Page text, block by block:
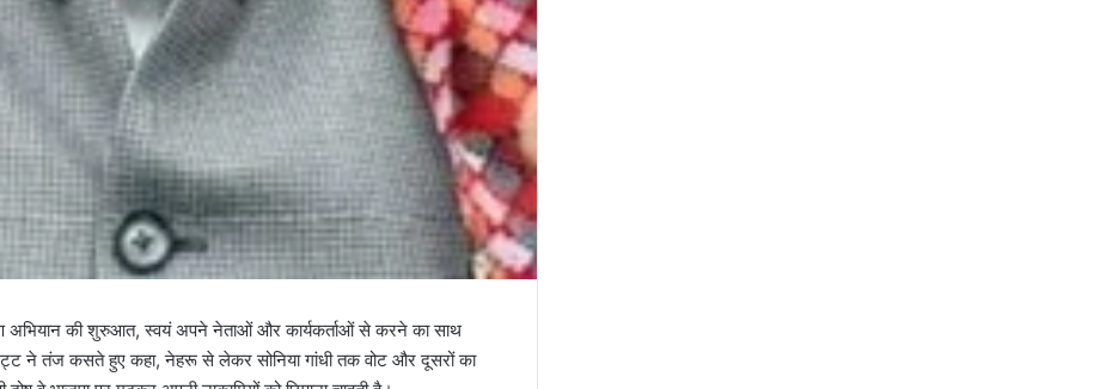
अभियान की शुरुआत, स्वयं अपने नेताओं और कार्यकर्ताओं से करने का साथ
ने तंज कसते हुए कहा, नेहरू से लेकर सोनिया गांधी तक वोट और दूसरों का